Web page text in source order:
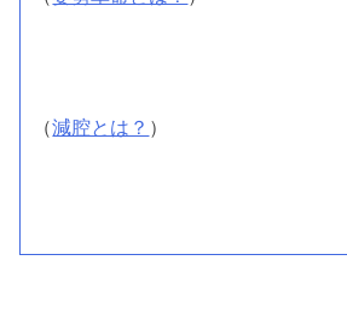
（減腔とは？ ）